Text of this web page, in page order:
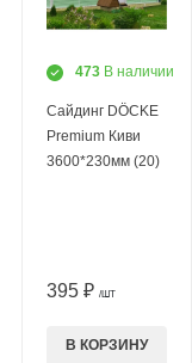
473 В наличии
Сайдинг DÖCKE
Premium Киви
3600*230мм (20)
395 ₽ /ШТ
В КОРЗИНУ